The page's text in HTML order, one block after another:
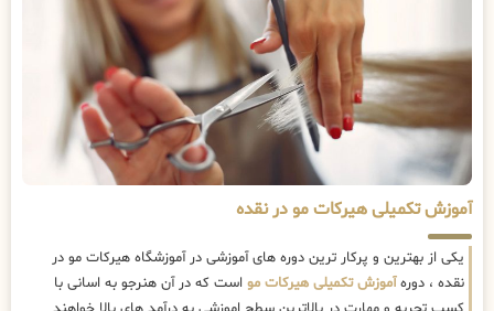
آموزش تکمیلی هیرکات مو در نقده
یکی از بهترین و پرکار ترین دوره های آموزشی در آموزشگاه هیرکات مو در
نقده ، دورهآموزش تکمیلی هیرکات مو است که در آن هنرجو به اسانی با